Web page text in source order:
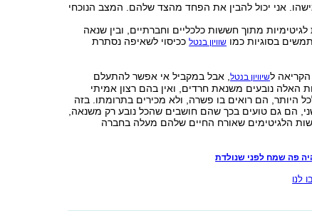
אני יכול להבין את הפחד מהצד שלהם. המצב הנוכחי
מתוך חששות כלכליים וחברתיים, ובין שנאה
בסוגיות כמו שוויון בנטלככיסוי לשאיפה נסתרת
לשיוויון בנטל, אבל במקביל אי אפשר להתעלם
האלה נובעים משנאת חרדים, ואין בהם רצון אמיתי
היותר, הם רואים בו פשרה, ולא מכירים בתרומתו. בזה
הם גם טועים בכך שהם חושבים שהכל נובע רק משנאה,
הלגיטימים שאורח החיים שלהם מעלה בחברה
פה שמח לפני שנולדת
לנו